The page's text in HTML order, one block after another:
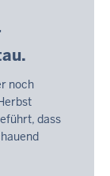
noch
dass